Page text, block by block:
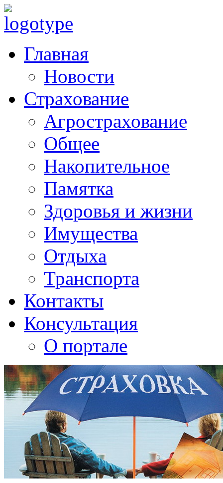
Главная
Новости
Страхование
Агрострахование
Общее
Накопительное
Памятка
Здоровья и жизни
Имущества
Отдыха
Транспорта
Контакты
Консультация
О портале